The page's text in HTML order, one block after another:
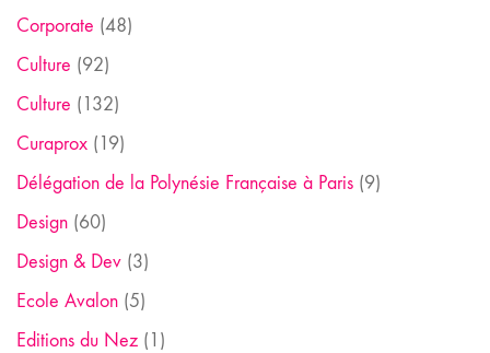
Corporate (48)
Culture (92)
Culture (132)
Curaprox (19)
Délégation de la Polynésie Française à Paris (9)
Design (60)
Design & Dev (3)
Ecole Avalon (5)
Editions du Nez (1)